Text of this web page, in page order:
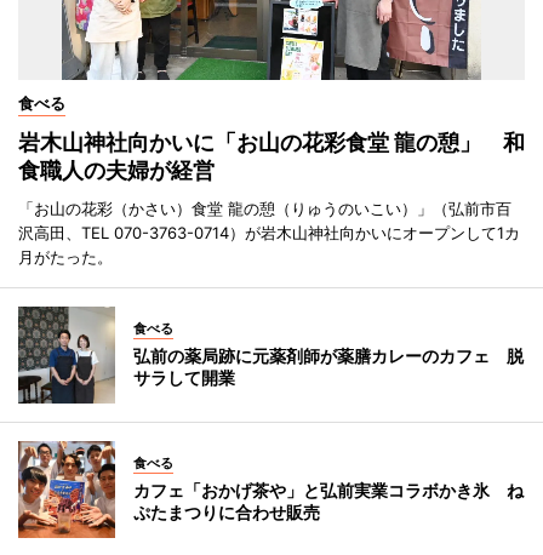
食べる
岩木山神社向かいに「お山の花彩食堂 龍の憩」 和
食職人の夫婦が経営
「お山の花彩（かさい）食堂 龍の憩（りゅうのいこい）」（弘前市百
沢高田、TEL 070-3763-0714）が岩木山神社向かいにオープンして1カ
月がたった。
食べる
弘前の薬局跡に元薬剤師が薬膳カレーのカフェ 脱
サラして開業
食べる
カフェ「おかげ茶や」と弘前実業コラボかき氷 ね
ぷたまつりに合わせ販売